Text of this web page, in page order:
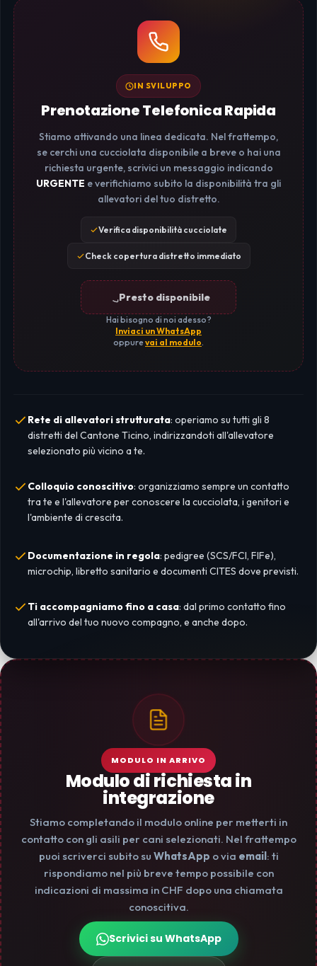
IN SVILUPPO
Prenotazione Telefonica Rapida
Stiamo attivando una linea dedicata. Nel frattempo,
se cerchi una cucciolata disponibile a breve o hai una
richiesta urgente, scrivici un messaggio indicando
URGENTE e verifichiamo subito la disponibilità tra gli
allevatori del tuo distretto.
Verifica disponibilità cucciolate
Check copertura distretto immediato
Presto disponibile
Hai bisogno di noi adesso?
Inviaci un WhatsApp
oppurevai al modulo.
Rete di allevatori strutturata: operiamo su tutti gli 8
distretti del Cantone Ticino, indirizzandoti all'allevatore
selezionato più vicino a te.
Colloquio conoscitivo: organizziamo sempre un contatto
tra te e l'allevatore per conoscere la cucciolata, i genitori e
l'ambiente di crescita.
Documentazione in regola: pedigree (SCS/FCI, FIFe),
microchip, libretto sanitario e documenti CITES dove previsti.
Ti accompagniamo fino a casa: dal primo contatto fino
all'arrivo del tuo nuovo compagno, e anche dopo.
MODULO IN ARRIVO
Modulo di richiesta in
integrazione
Stiamo completando il modulo online per metterti in
contatto con gli asili per cani selezionati. Nel frattempo
puoi scriverci subito su WhatsApp o via email: ti
rispondiamo nel più breve tempo possibile con
indicazioni di massima in CHF dopo una chiamata
conoscitiva.
Scrivici su WhatsApp